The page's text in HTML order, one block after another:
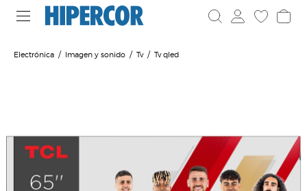
Electrónica Imagen y sonido Tv Tv qled